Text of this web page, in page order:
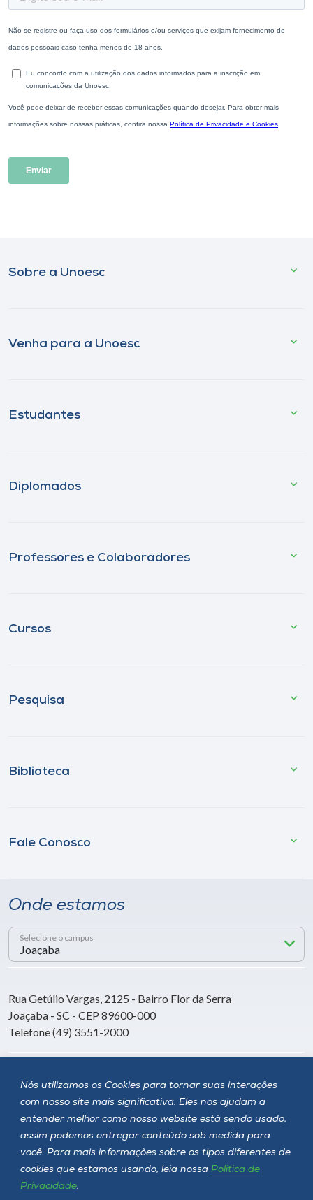
Nós utilizamos os Cookies para tornar suas interações
com nosso site mais significativa. Eles nos ajudam a
entender melhor como nosso website está sendo usado,
assim podemos entregar conteúdo sob medida para
você. Para mais informações sobre os tipos diferentes de
cookies que estamos usando, leia nossa Política de
Privacidade.
Sobre a Unoesc
Venha para a Unoesc
Estudantes
Diplomados
Professores e Colaboradores
Cursos
Pesquisa
Biblioteca
Fale Conosco
Onde estamos
Selecione o campus
Rua Getúlio Vargas, 2125 - Bairro Flor da Serra
Joaçaba - SC - CEP 89600-000
Telefone (49) 3551-2000
Siga a Unoesc